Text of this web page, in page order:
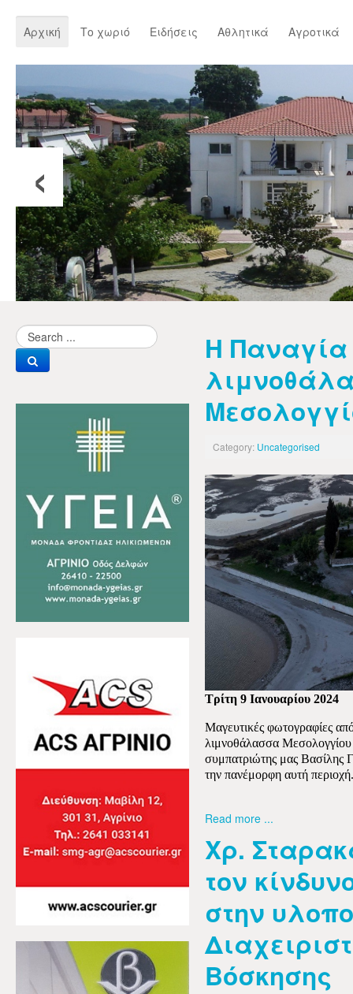
Αρχική Το χωριό Ειδήσεις Αθλητικά Αγροτικά
‹
Η Παναγία
Category: Uncategorised
Τρίτη 9 Ιανουαρίου 2024
Μαγευτικές φωτογραφίες
λιμνοθάλασσα
συμπατριώτης μας Βασίλης
την πανέμορφη αυτή περιοχή.
Read more ...
Χρ.
τον
στην
Βόσκησης